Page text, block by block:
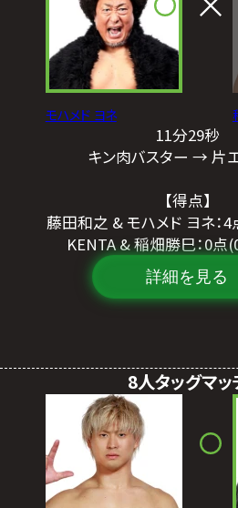
モハメド ヨネ
11分29秒
キン肉バスター → 片
【得点】
藤田和之 & モハメド ヨネ：
KENTA & 稲畑勝巳：0点
詳細を見る
8人タッグマッ